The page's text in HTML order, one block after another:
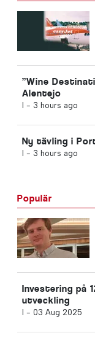
”Wine
Alentejo
I - 3 hours ago
Ny tävling i
I - 3 hours ago
Populär
Investering på
utveckling
I - 03 Aug 2025